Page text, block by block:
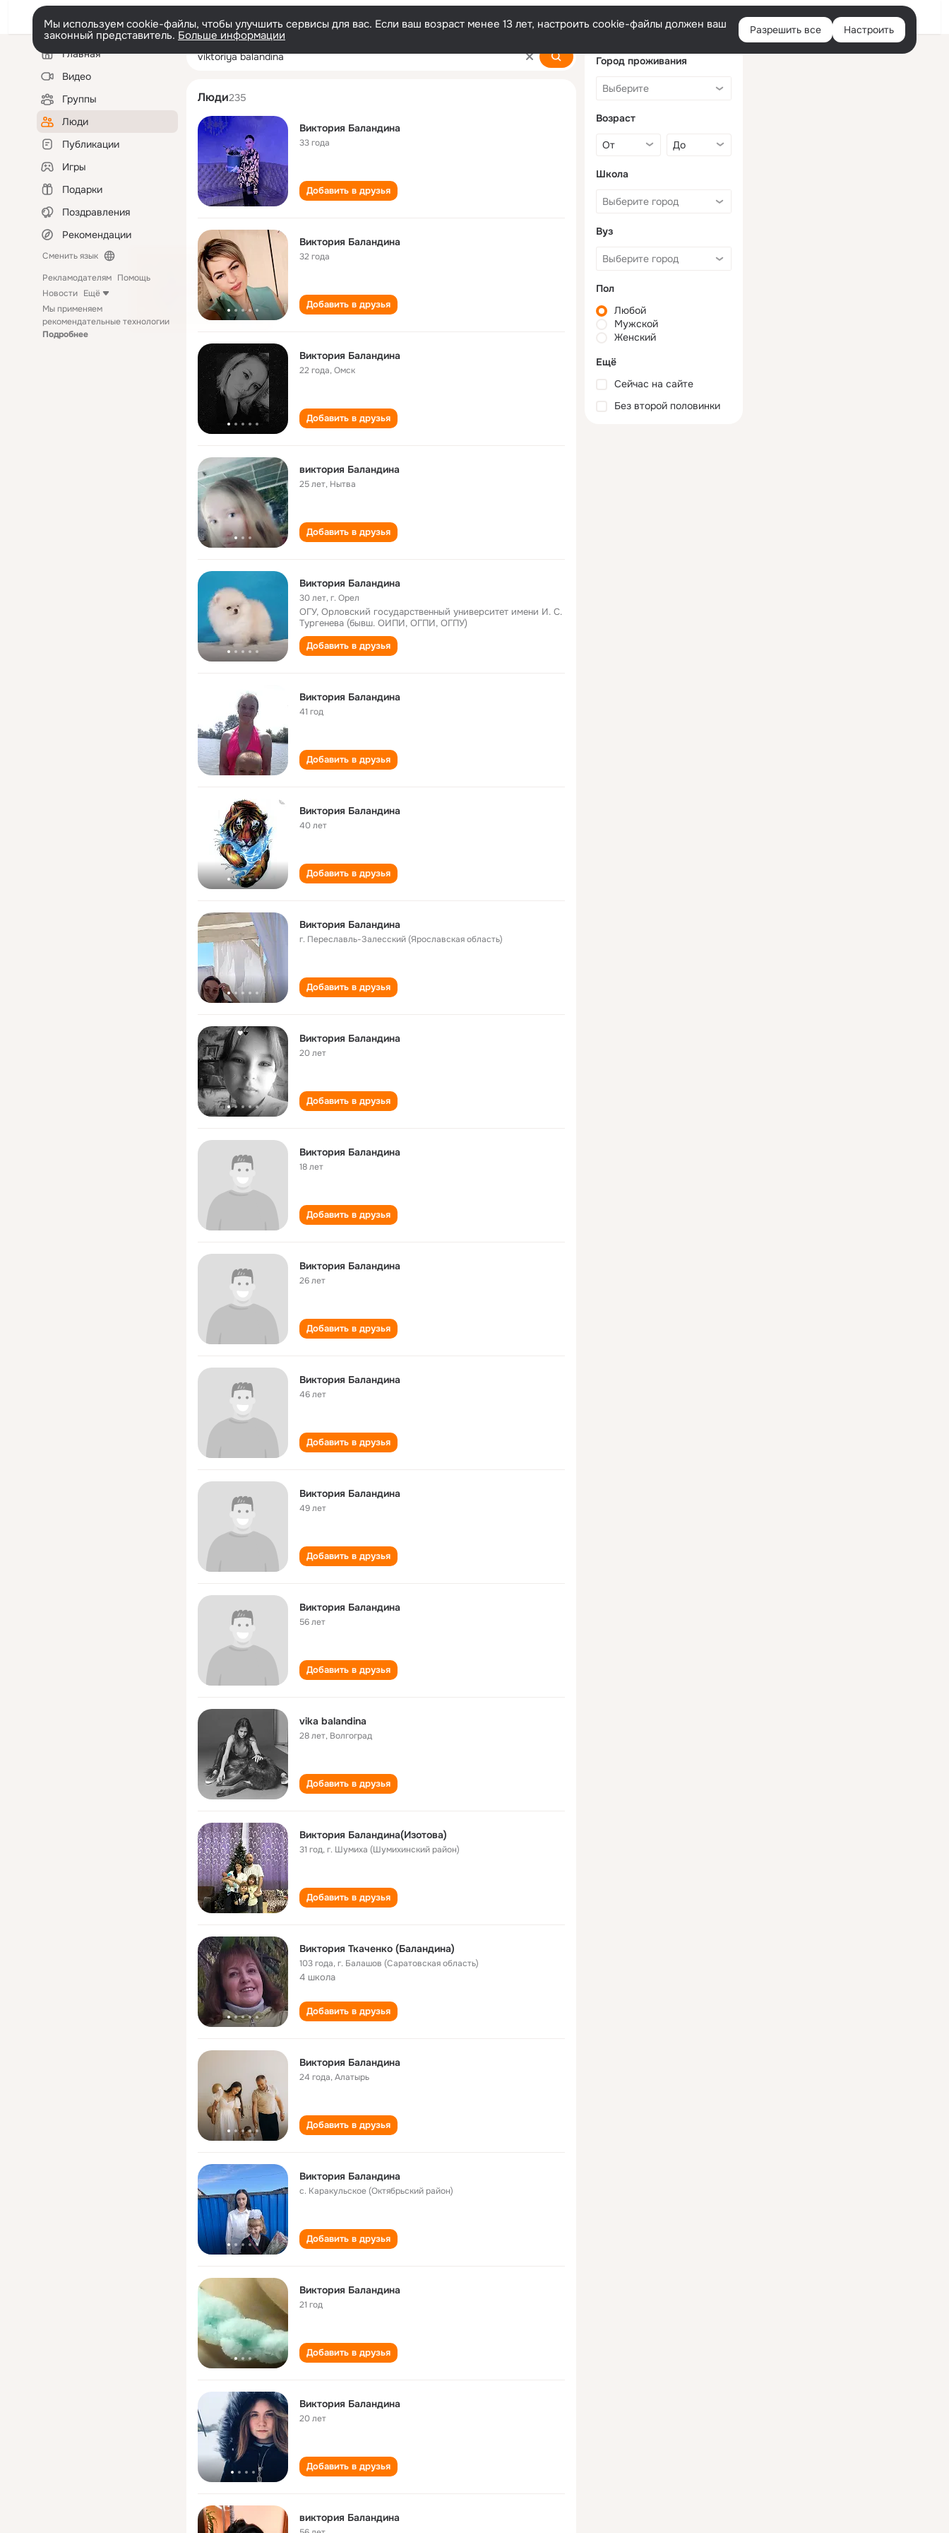
Войти
Мы используем cookie-файлы, чтобы улучшить сервисы для вас. Если ваш возраст менее 13 лет, настроить cookie-файлы должен ваш
законный представитель. Больше информации Разрешить все Настроить
Левая
колонкаГлавная
Видео
Группы
Люди
Публикации
Игры
Подарки
Поздравления
Рекомендации
Сменить язык
Рекламодателям Помощь
Новости Ещё
Мы применяем
рекомендательные технологии
Подробнее
viktoriya balandina
Люди235
Виктория Баландина
33 года
Добавить в друзья
Виктория Баландина
32 года
Добавить в друзья
Виктория Баландина
22 года,Омск
Добавить в друзья
виктория Баландина
25 лет, Нытва
Добавить в друзья
Виктория Баландина
30 лет,г. Орел
ОГУ, Орловский государственный университет имени И. С.
Тургенева (бывш. ОИПИ, ОГПИ, ОГПУ)
Добавить в друзья
Виктория Баландина
41 год
Добавить в друзья
Виктория Баландина
40 лет
Добавить в друзья
Виктория Баландина
г. Переславль-Залесский (Ярославская область)
Добавить в друзья
Виктория Баландина
20 лет
Добавить в друзья
Виктория Баландина
18 лет
Добавить в друзья
Виктория Баландина
26 лет
Добавить в друзья
Виктория Баландина
46 лет
Добавить в друзья
Виктория Баландина
49 лет
Добавить в друзья
Виктория Баландина
56 лет
Добавить в друзья
vika balandina
28 лет, Волгоград
Добавить в друзья
Виктория Баландина(Изотова)
31 год,г. Шумиха (Шумихинский район)
Добавить в друзья
Виктория Ткаченко (Баландина)
103 года,г. Балашов (Саратовская область)
4 школа
Добавить в друзья
Виктория Баландина
24 года,Алатырь
Добавить в друзья
Виктория Баландина
с. Каракульское (Октябрьский район)
Добавить в друзья
Виктория Баландина
21 год
Добавить в друзья
Виктория Баландина
20 лет
Добавить в друзья
виктория Баландина
Город проживания
Возраст
Школа
Вуз
Пол
Любой
Мужской
Женский
Ещё
Сейчас на сайте
Без второй половинки